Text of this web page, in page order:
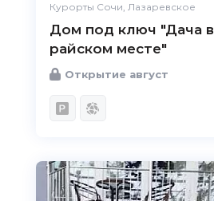
Курорты Сочи, Лазаревское
Дом под ключ "Дача в
райском месте"
Открытие август